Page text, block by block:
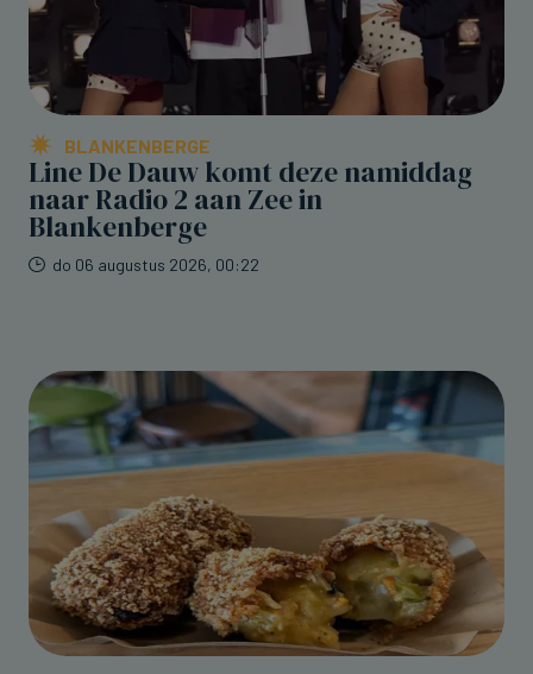
BLANKENBERGE
Line De Dauw komt deze namiddag
naar Radio 2 aan Zee in
Blankenberge
do 06 augustus 2026, 00:22